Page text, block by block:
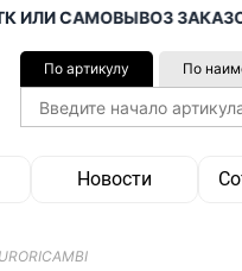
САМОВЫВОЗ
По артикулу По
Новости